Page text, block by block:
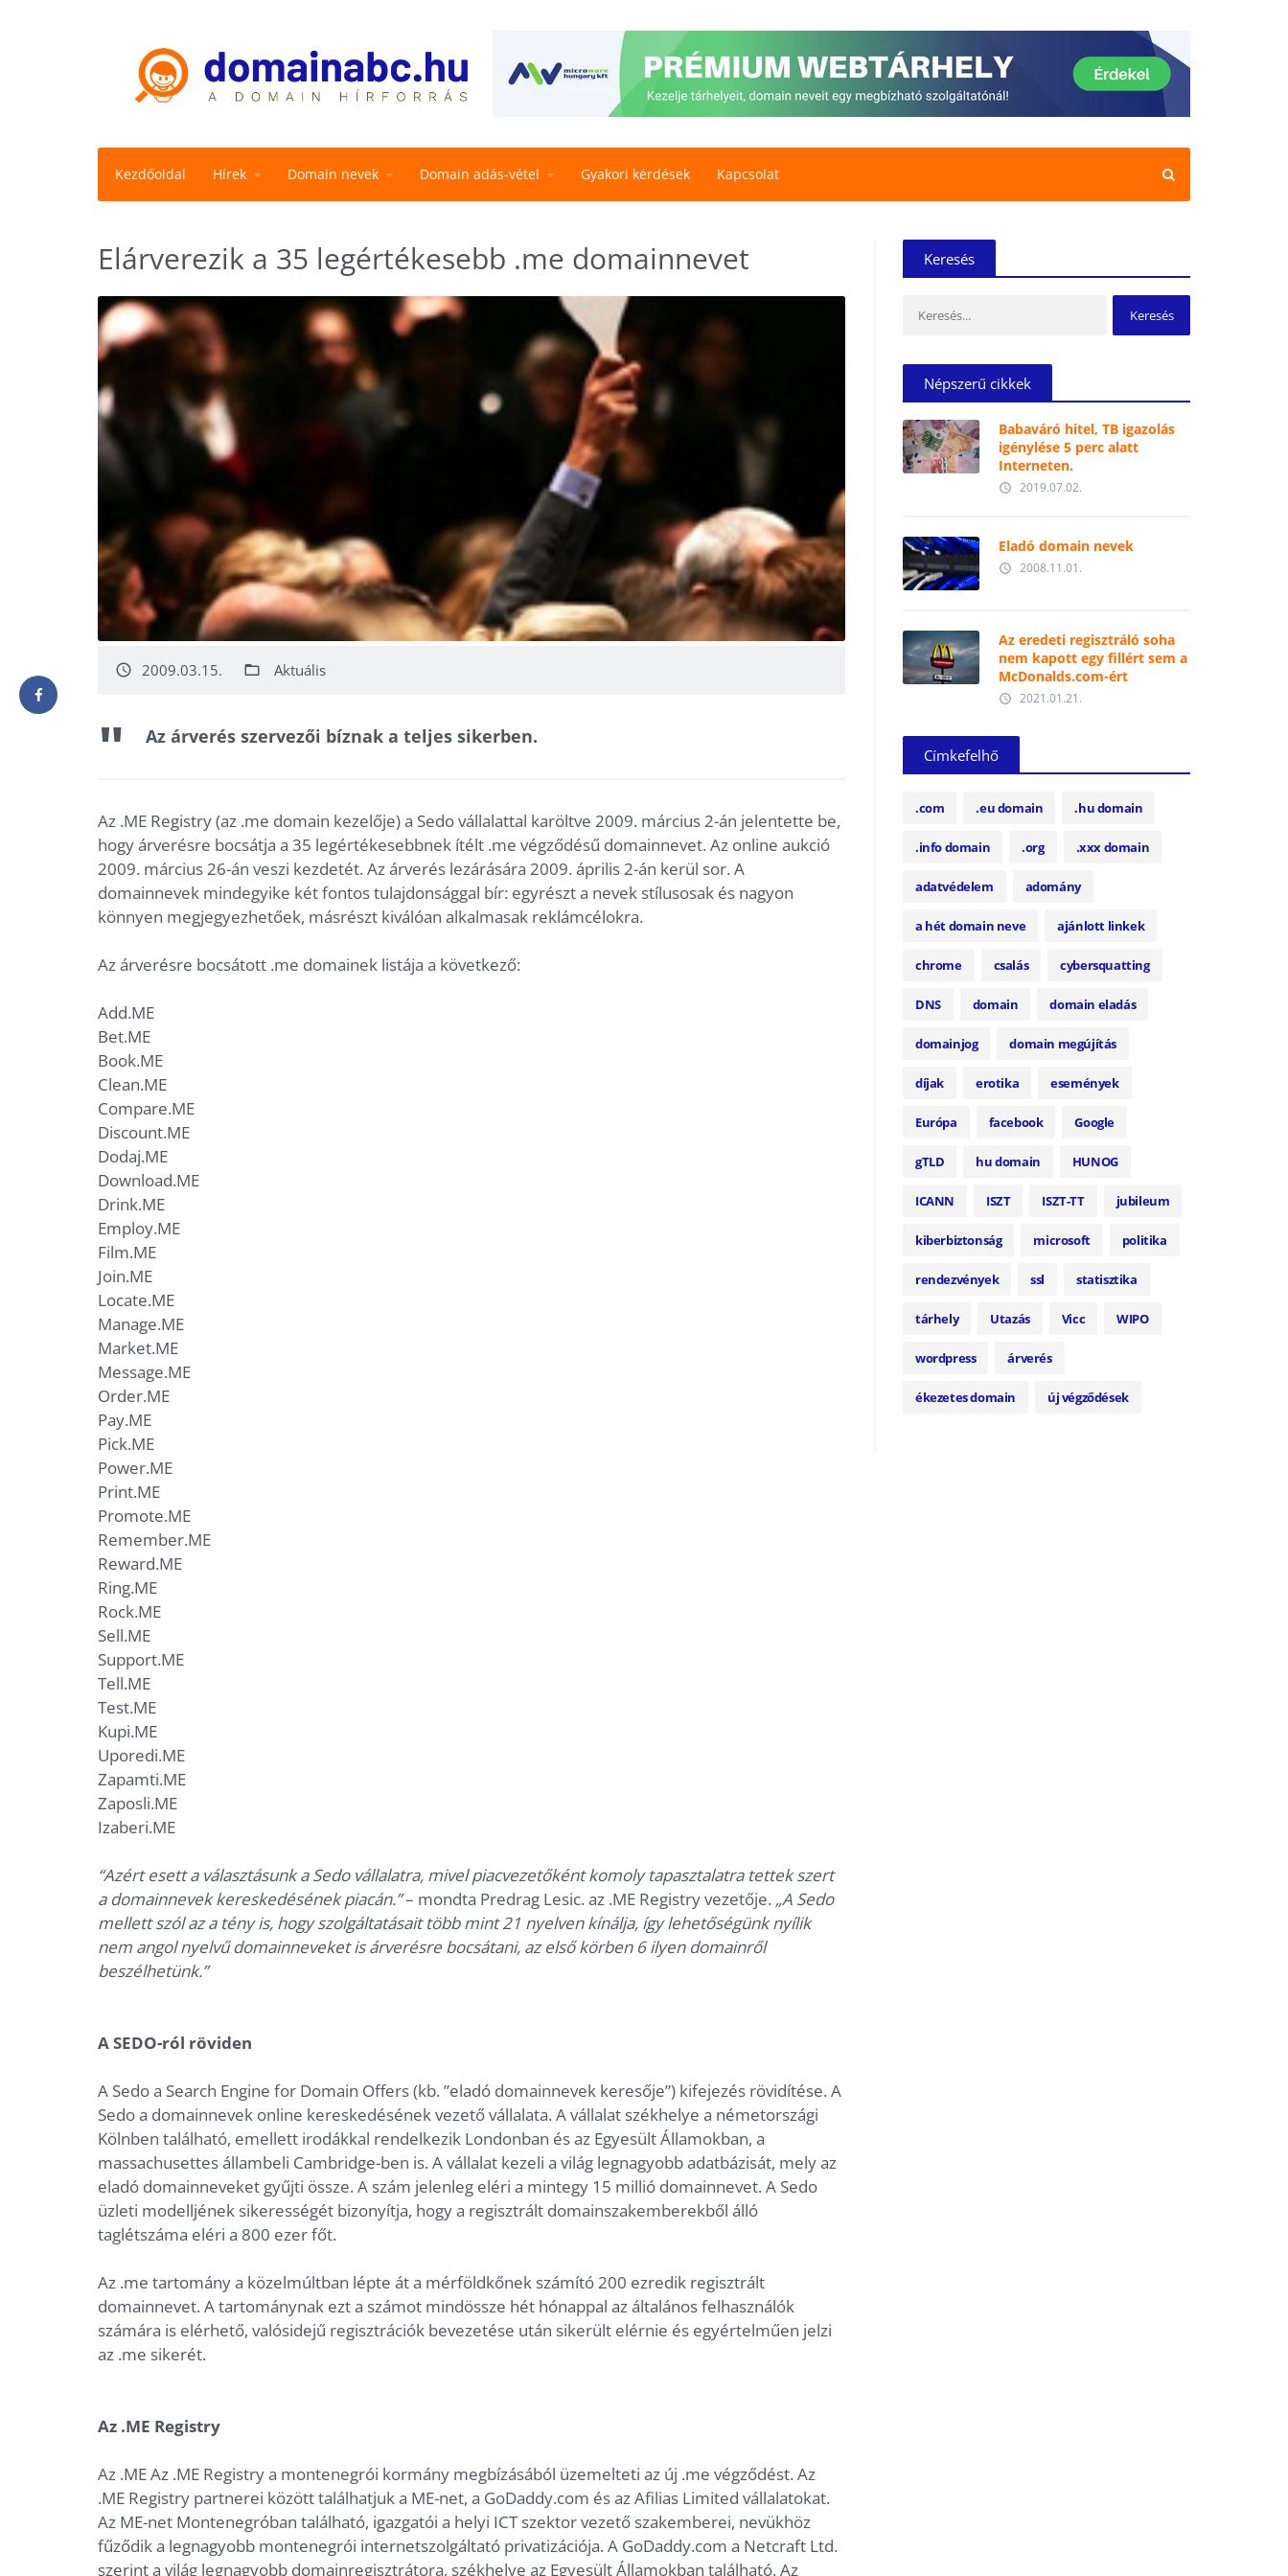
Kezdőoldal Hírek Domain nevek Domain adás-vétel Gyakori kérdések Kapcsolat
Elárverezik a 35 legértékesebb .me domainnevet
access_time 2009.03.15. folder_open Aktuális
Az árverés szervezői bíznak a teljes sikerben.
Az .ME Registry (az .me domain kezelője) a Sedo vállalattal karöltve 2009. március 2-án jelentette be,
hogy árverésre bocsátja a 35 legértékesebbnek ítélt .me végződésű domainnevet. Az online aukció
2009. március 26-án veszi kezdetét. Az árverés lezárására 2009. április 2-án kerül sor. A
domainnevek mindegyike két fontos tulajdonsággal bír: egyrészt a nevek stílusosak és nagyon
könnyen megjegyezhetőek, másrészt kiválóan alkalmasak reklámcélokra.
Az árverésre bocsátott .me domainek listája a következő:
Add.ME
Bet.ME
Book.ME
Clean.ME
Compare.ME
Discount.ME
Dodaj.ME
Download.ME
Drink.ME
Employ.ME
Film.ME
Join.ME
Locate.ME
Manage.ME
Market.ME
Message.ME
Order.ME
Pay.ME
Pick.ME
Power.ME
Print.ME
Promote.ME
Remember.ME
Reward.ME
Ring.ME
Rock.ME
Sell.ME
Support.ME
Tell.ME
Test.ME
Kupi.ME
Uporedi.ME
Zapamti.ME
Zaposli.ME
Izaberi.ME
“Azért esett a választásunk a Sedo vállalatra, mivel piacvezetőként komoly tapasztalatra tettek szert
a domainnevek kereskedésének piacán.”– mondta Predrag Lesic. az .ME Registry vezetője. „A Sedo
mellett szól az a tény is, hogy szolgáltatásait több mint 21 nyelven kínálja, így lehetőségünk nyílik
nem angol nyelvű domainneveket is árverésre bocsátani, az első körben 6 ilyen domainről
beszélhetünk.”
A SEDO-ról röviden
A Sedo a Search Engine for Domain Offers (kb. ”eladó domainnevek keresője”) kifejezés rövidítése. A
Sedo a domainnevek online kereskedésének vezető vállalata. A vállalat székhelye a németországi
Kölnben található, emellett irodákkal rendelkezik Londonban és az Egyesült Államokban, a
massachusettes állambeli Cambridge-ben is. A vállalat kezeli a világ legnagyobb adatbázisát, mely az
eladó domainneveket gyűjti össze. A szám jelenleg eléri a mintegy 15 millió domainnevet. A Sedo
üzleti modelljének sikerességét bizonyítja, hogy a regisztrált domainszakemberekből álló
taglétszáma eléri a 800 ezer főt.
Az .me tartomány a közelmúltban lépte át a mérföldkőnek számító 200 ezredik regisztrált
domainnevet. A tartománynak ezt a számot mindössze hét hónappal az általános felhasználók
számára is elérhető, valósidejű regisztrációk bevezetése után sikerült elérnie és egyértelműen jelzi
az .me sikerét.
Az .ME Registry
Az .ME Az .ME Registry a montenegrói kormány megbízásából üzemelteti az új .me végződést. Az
.ME Registry partnerei között találhatjuk a ME-net, a GoDaddy.com és az Afilias Limited vállalatokat.
Az ME-net Montenegróban található, igazgatói a helyi ICT szektor vezető szakemberei, nevükhöz
fűződik a legnagyobb montenegrói internetszolgáltató privatizációja. A GoDaddy.com a Netcraft Ltd.
szerint a világ legnagyobb domainregisztrátora, székhelye az Egyesült Államokban található. Az
Keresés
Népszerű cikkek
Babaváró hitel, TB igazolás
igénylése 5 perc alatt
Interneten.
access_time 2019.07.02.
Eladó domain nevek
access_time 2008.11.01.
Az eredeti regisztráló soha
nem kapott egy fillért sem a
McDonalds.com-ért
access_time 2021.01.21.
Címkefelhő
.com .eu domain .hu domain
.info domain .org .xxx domain
adatvédelem adomány
a hét domain neve ajánlott linkek
chrome csalás cybersquatting
DNS domain domain eladás
domainjog domain megújítás
díjak erotika események
Európa facebook Google
gTLD hu domain HUNOG
ICANN ISZT ISZT-TT jubileum
kiberbiztonság microsoft politika
rendezvények ssl statisztika
tárhely Utazás Vicc WIPO
wordpress árverés
ékezetes domain új végződések